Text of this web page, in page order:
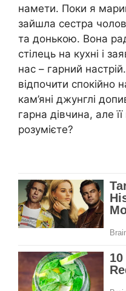
намети. Поки я
зайшла сестра
та донькою. Вона
стілець на кухні і
нас – гарний
відпочити спокійно
кам’яні джунглі
гарна дівчина, але
розумієте?